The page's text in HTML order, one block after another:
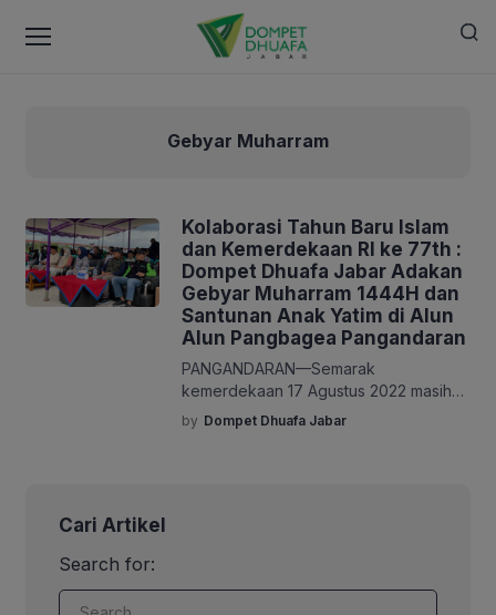
Gebyar Muharram
Kolaborasi Tahun Baru Islam
dan Kemerdekaan RI ke 77th :
Dompet Dhuafa Jabar Adakan
Gebyar Muharram 1444H dan
Santunan Anak Yatim di Alun
Alun Pangbagea Pangandaran
PANGANDARAN—Semarak
kemerdekaan 17 Agustus 2022 masih
kental dirasakan di berbagai pelosok
negeri salah satunya Kabupaten
Patriot Desa, MUI setempat, dan juga
by Dompet Dhuafa Jabar
Cari Artikel
Search for: